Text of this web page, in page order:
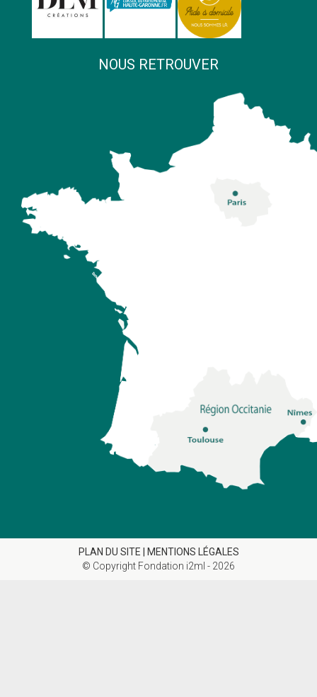
NOUS RETROUVER
PLAN DU SITE |
MENTIONS LÉGALES
© Copyright Fondation i2ml - 2026